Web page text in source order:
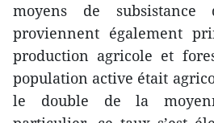
moyens de
proviennent également
production agricole et
population active était
le double de la